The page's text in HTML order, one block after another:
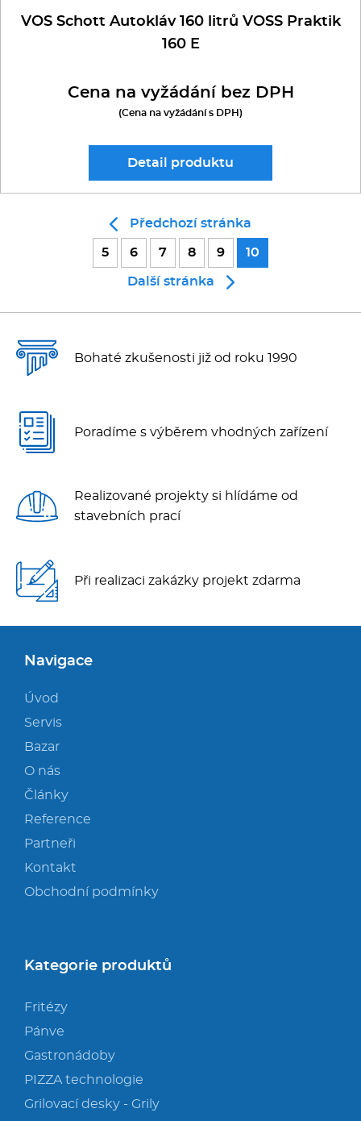
VOS Schott Autokláv 160 litrů VOSS Praktik
160 E
Cena na vyžádání bez DPH
(Cena na vyžádání s DPH)
Detail produktu
Předchozí stránka
5 6 7 8 9 10
Další stránka
Bohaté zkušenosti již od roku 1990
Poradíme s výběrem vhodných zařízení
Realizované projekty si hlídáme od
stavebních prací
Při realizaci zakázky projekt zdarma
Navigace
Úvod
Servis
Bazar
O nás
Články
Reference
Partneři
Kontakt
Obchodní podmínky
Kategorie produktů
Fritézy
Pánve
Gastronádoby
PIZZA technologie
Grilovací desky - Grily